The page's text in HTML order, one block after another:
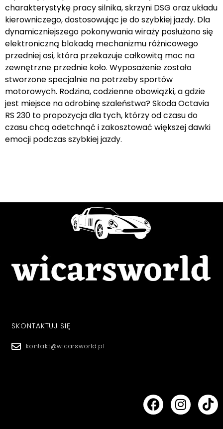
charakterystykę pracy silnika, skrzyni DSG oraz układu
kierowniczego, dostosowując je do szybkiej jazdy. Dla
dynamiczniejszego pokonywania wiraży posłużono się
elektroniczną blokadą mechanizmu różnicowego
przedniej osi, która przekazuje całkowitą moc na
zewnętrzne przednie koło. Wyposażenie zostało
stworzone specjalnie na potrzeby sportów
motorowych. Rodzina, codzienne obowiązki, a gdzie
jest miejsce na odrobinę szaleństwa? Skoda Octavia
RS 230 to propozycja dla tych, którzy od czasu do
czasu chcą odetchnąć i zakosztować większej dawki
emocji podczas szybkiej jazdy.
SKONTAKTUJ SIĘ
kontakt@wicarsworld.pl